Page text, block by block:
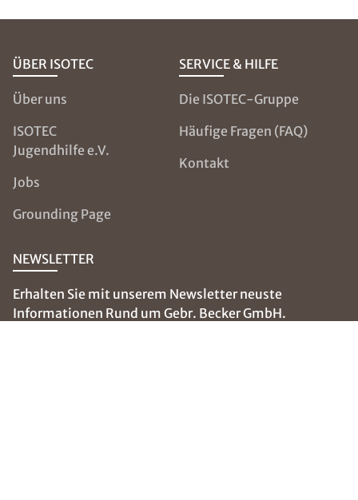
ÜBER ISOTEC
Über uns
ISOTEC
Jugendhilfe e.V.
Jobs
Grounding Page
SERVICE & HILFE
Die ISOTEC-Gruppe
Häufige Fragen (FAQ)
Kontakt
NEWSLETTER
Erhalten Sie mit unserem Newsletter neuste
Informationen Rund um Gebr. Becker GmbH.